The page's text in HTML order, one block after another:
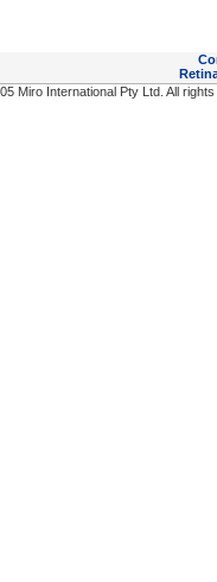
Miro International Pty Ltd. All